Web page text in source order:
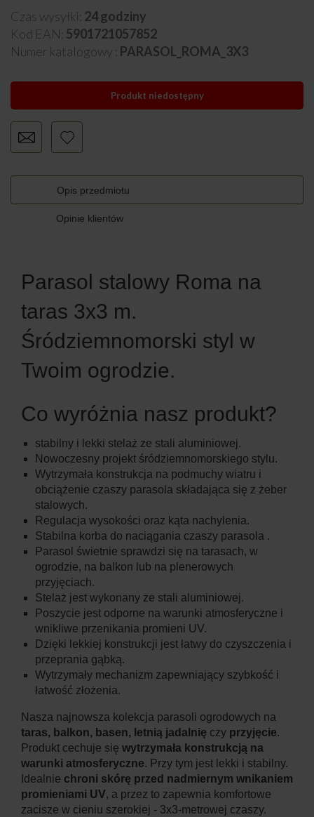
Czas wysyłki: 24 godziny
Kod EAN: 5901721057852
Numer katalogowy : PARASOL_ROMA_3X3
Opis przedmiotu
Opinie klientów
Parasol stalowy Roma na
taras 3x3 m.
Śródziemnomorski styl w
Twoim ogrodzie.
Co wyróżnia nasz produkt?
stabilny i lekki stelaż ze stali aluminiowej.
Nowoczesny projekt śródziemnomorskiego stylu.
Wytrzymała konstrukcja na podmuchy wiatru i
obciążenie czaszy parasola składająca się z żeber
stalowych.
Regulacja wysokości oraz kąta nachylenia.
Stabilna korba do naciągania czaszy parasola .
Parasol świetnie sprawdzi się na tarasach, w
ogrodzie, na balkon lub na plenerowych
przyjęciach.
Stelaż jest wykonany ze stali aluminiowej.
Poszycie jest odporne na warunki atmosferyczne i
wnikliwe przenikania promieni UV.
Dzięki lekkiej konstrukcji jest łatwy do czyszczenia i
przeprania gąbką.
Wytrzymały mechanizm zapewniający szybkość i
łatwość złożenia.
Nasza najnowsza kolekcja parasoli ogrodowych na
taras, balkon, basen, letnią jadalnię czy przyjęcie.
Produkt cechuje się wytrzymała konstrukcją na
warunki atmosferyczne. Przy tym jest lekki i stabilny.
Idealnie chroni skórę przed nadmiernym wnikaniem
promieniami UV, a przez to zapewnia komfortowe
zacisze w cieniu szerokiej - 3x3-metrowej czaszy.